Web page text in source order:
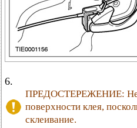
6.
ПРЕДОСТЕРЕЖЕНИЕ: Не
поверхности клея,
склеивание.